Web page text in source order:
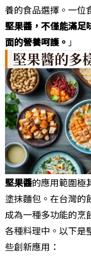
養的食品選擇。一位
堅果醬，不僅能滿足
面的營養呵護。 」
堅果醬的多
堅果醬的應用範圍極
塗抹麵包。在台灣的
成為一種多功能的烹
各種料理中。以下是
些創新應用：